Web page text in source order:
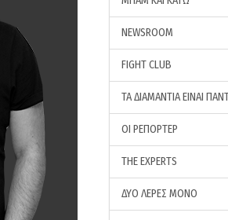
NEWSROOM
FIGHT CLUB
ΤΑ ΔΙΑΜΑΝΤΙΑ ΕΙΝΑΙ
ΟΙ ΡΕΠΟΡΤΕΡ
THE EXPERTS
ΔΥΟ ΛΕΡΕΣ ΜΟΝΟ